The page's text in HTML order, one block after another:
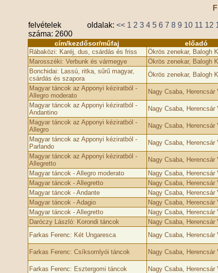
felvételek
száma: 2600
oldalak: << 1 2 3 4 5 6 7 8 9 10 11 12
cím/kezdősor/műfaj előadó
Rábaközi: Karéj, dus, csárdás és friss
Ökrös zenekar, Balogh
Marosszéki: Verbunk és vármegye
Ökrös zenekar, Balogh
Bonchidai: Lassú, ritka, sűrű magyar,
csárdás és szapora
Ökrös zenekar, Balogh
Magyar táncok az Apponyi kéziratból -
Allegro moderato
Nagy Csaba, Herencsár
Magyar táncok az Apponyi kéziratból -
Andantino
Nagy Csaba, Herencsár
Magyar táncok az Apponyi kéziratból -
Allegro
Nagy Csaba, Herencsár
Magyar táncok az Apponyi kéziratból -
Parlando
Nagy Csaba, Herencsár
Magyar táncok az Apponyi kéziratból -
Allegretto
Nagy Csaba, Herencsár
Magyar táncok - Allegro moderato
Nagy Csaba, Herencsár
Magyar táncok - Allegretto
Nagy Csaba, Herencsár
Magyar táncok - Andante
Nagy Csaba, Herencsár
Magyar táncok - Adagio
Nagy Csaba, Herencsár
Magyar táncok - Allegretto
Nagy Csaba, Herencsár
Daróczy László: Korondi táncok
Nagy Csaba, Herencsár
Farkas Ferenc: Két Ungaresca
Nagy Csaba, Herencsár
Farkas Ferenc: Csíksomlyói táncok Nagy Csaba, Herencsár
Farkas Ferenc: Esztergomi táncok
Nagy Csaba, Herencsár